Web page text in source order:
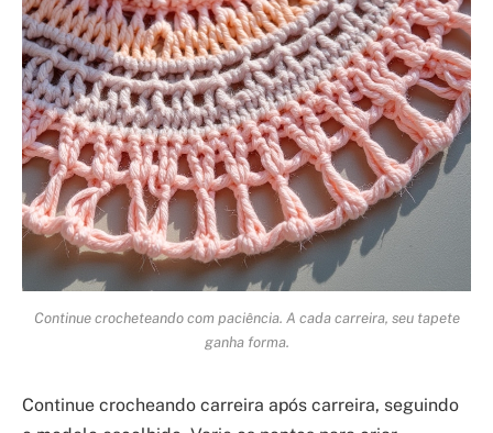
Continue crocheteando com paciência. A cada carreira, seu tapete
ganha forma.
Continue crocheando carreira após carreira, seguindo